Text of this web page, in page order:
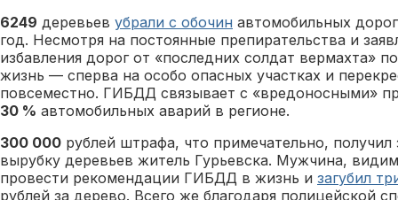
6249 деревьев убрали с обочин автомобильных
год. Несмотря на постоянные препирательства и
избавления дорог от «последних солдат вермахта»
жизнь — сперва на особо опасных участках и
повсеместно. ГИБДД связывает с «вредоносными»
30 % автомобильных аварий в регионе.
300 000 рублей штрафа, что примечательно,
вырубку деревьев житель Гурьевска. Мужчина,
провести рекомендации ГИБДД в жизнь и загубил
рублей за дерево. Всего же благодаря полицейской